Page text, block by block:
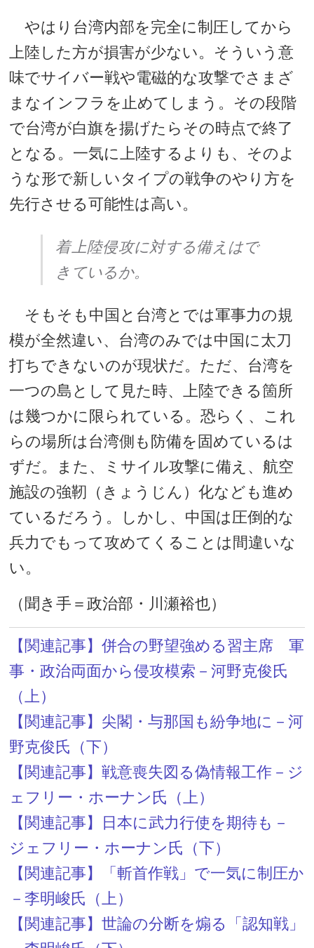
やはり台湾内部を完全に制圧してから
上陸した方が損害が少ない。そういう意
味でサイバー戦や電磁的な攻撃でさまざ
まなインフラを止めてしまう。その段階
で台湾が白旗を揚げたらその時点で終了
となる。一気に上陸するよりも、そのよ
うな形で新しいタイプの戦争のやり方を
先行させる可能性は高い。
着上陸侵攻に対する備えはで
きているか。
そもそも中国と台湾とでは軍事力の規
模が全然違い、台湾のみでは中国に太刀
打ちできないのが現状だ。ただ、台湾を
一つの島として見た時、上陸できる箇所
は幾つかに限られている。恐らく、これ
らの場所は台湾側も防備を固めているは
ずだ。また、ミサイル攻撃に備え、航空
施設の強靭（きょうじん）化なども進め
ているだろう。しかし、中国は圧倒的な
兵力でもって攻めてくることは間違いな
い。
（聞き手＝政治部・川瀬裕也）
【関連記事】併合の野望強める習主席 軍
事・政治両面から侵攻模索－河野克俊氏
（上）
【関連記事】尖閣・与那国も紛争地に－河
野克俊氏（下）
【関連記事】戦意喪失図る偽情報工作－ジ
ェフリー・ホーナン氏（上）
【関連記事】日本に武力行使を期待も－
ジェフリー・ホーナン氏（下）
【関連記事】「斬首作戦」で一気に制圧か
－李明峻氏（上）
【関連記事】世論の分断を煽る「認知戦」